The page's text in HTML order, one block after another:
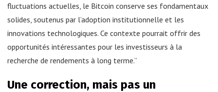
fluctuations actuelles, le Bitcoin conserve ses fondamentaux
solides, soutenus par l’adoption institutionnelle et les
innovations technologiques. Ce contexte pourrait offrir des
opportunités intéressantes pour les investisseurs à la
recherche de rendements à long terme.”
Une correction, mais pas un